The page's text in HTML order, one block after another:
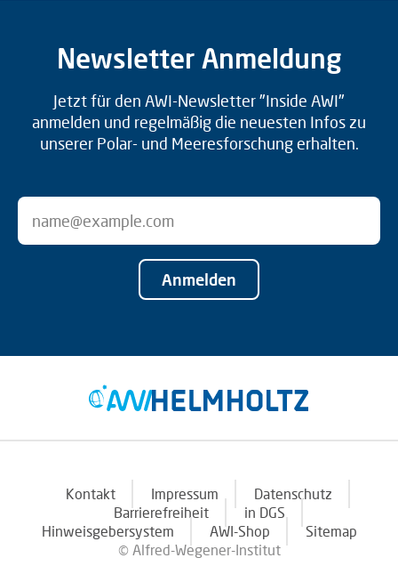
Newsletter Anmeldung
Jetzt für den AWI-Newsletter "Inside AWI"
anmelden und regelmäßig die neuesten Infos zu
unserer Polar- und Meeresforschung erhalten.
Anmelden
Kontakt Impressum
Datenschutz
Barrierefreiheit
in DGS
Hinweisgebersystem
AWI-Shop
Sitemap
© Alfred-Wegener-Institut